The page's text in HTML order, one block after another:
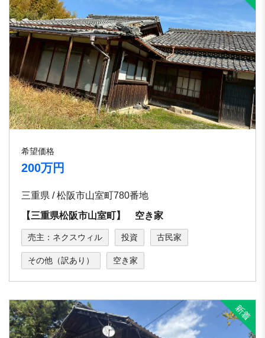
希望価格
200万円
三重県 / 松阪市山室町780番地
【三重県松阪市山室町】 空き家
売主：ネクスウィル 投資 古民家
その他（訳あり） 空き家